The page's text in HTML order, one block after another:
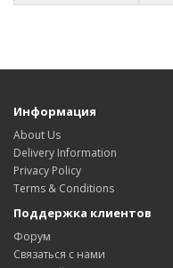
Информация
About Us
Delivery Information
Privacy Policy
Terms & Conditions
Поддержка клиентов
Форум
Связаться с нами